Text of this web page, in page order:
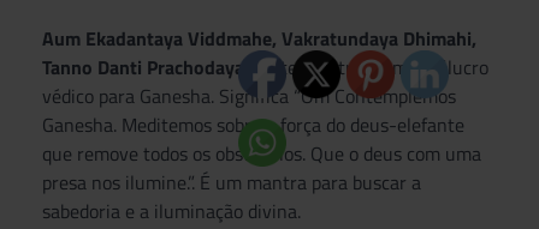
Aum Ekadantaya Viddmahe, Vakratundaya Dhimahi,
Tanno Danti Prachodayat:Este mantra é um invólucro
védico para Ganesha. Significa “Om Contemplemos
Ganesha. Meditemos sobre a força do deus-elefante
que remove todos os obstáculos. Que o deus com uma
presa nos ilumine.”. É um mantra para buscar a
sabedoria e a iluminação divina.